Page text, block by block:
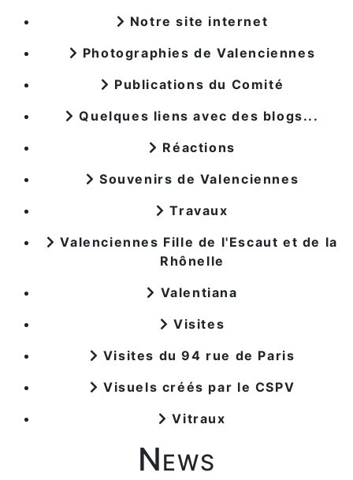
Notre site internet
Photographies de Valenciennes
Publications du Comité
Quelques liens avec des blogs...
Réactions
Souvenirs de Valenciennes
Travaux
Valenciennes Fille de l'Escaut et de la
Rhônelle
Valentiana
Visites
Visites du 94 rue de Paris
Visuels créés par le CSPV
Vitraux
News